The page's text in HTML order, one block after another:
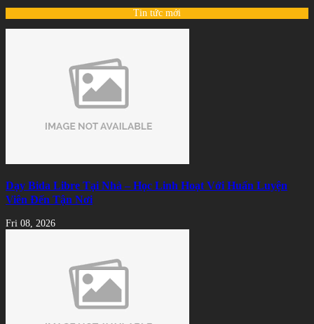
Tin tức mới
Dạy Bida Libre Tại Nhà – Học Linh Hoạt Với Huấn Luyện
Viên Đến Tận Nơi
Fri 08, 2026